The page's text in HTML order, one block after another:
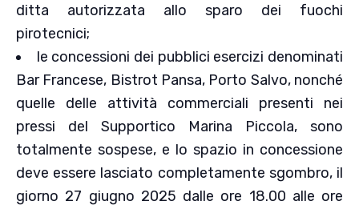
ditta autorizzata allo sparo dei fuochi
pirotecnici;
le concessioni dei pubblici esercizi denominati
Bar Francese, Bistrot Pansa, Porto Salvo, nonché
quelle delle attività commerciali presenti nei
pressi del Supportico Marina Piccola, sono
totalmente sospese, e lo spazio in concessione
deve essere lasciato completamente sgombro, il
giorno 27 giugno 2025 dalle ore 18.00 alle ore